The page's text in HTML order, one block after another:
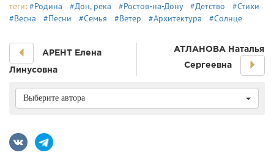
теги: #Родина #Дон, река #Ростов-на-Дону #Детство
#Стихи
#Весна
#Песни #Семья #Ветер #Архитектура #Солнце
АРЕНТ Елена
Линусовна
АТЛАНОВА Наталья
Сергеевна
Выберите автора